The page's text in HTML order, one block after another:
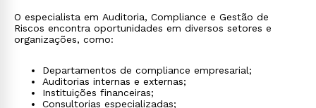
O especialista em Auditoria, Compliance e Gestão de
Riscos encontra oportunidades em diversos setores e
organizações, como:
Departamentos de compliance empresarial;
Auditorias internas e externas;
Instituições financeiras;
Consultorias especializadas;